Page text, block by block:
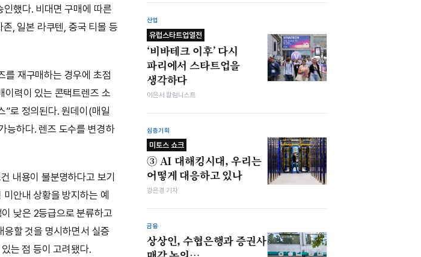
했다. 비대면 구매에 따른
, 일본 라쿠텐, 중국 티몰 등
를 재구매하는 경우에 초점
이력이 있는 콘택트렌즈 소
”로 정의된다. 원데이(매일
능하다. 렌즈 도수를 변경하
내용이 불분명하다고 보기
안내 상황을 방지하는 예
낮은 2등급으로 분류하고
응할 것을 명시하면서 실증
는 점 등이 고려됐다.
산업
유럽스타트업열전
‘비바테크 이후’ 다시
파리에서 스타트업을
생각하다
이은서 칼럼니스트
심층기획
미토스 쇼크
③ AI 대해킹시대, 우리는
어떻게 대응하고 있나
강은경 기자
금융
상상인, 수협은행과 증권사